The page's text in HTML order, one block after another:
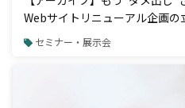
Webサイトリニューアル企画の
セミナー・展示会